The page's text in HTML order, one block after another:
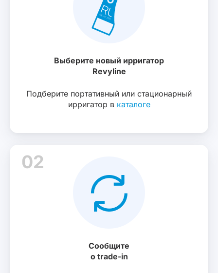
Выберите новый ирригатор
Revyline
Подберите портативный или стационарный
ирригатор в каталоге
02
Сообщите
о trade-in